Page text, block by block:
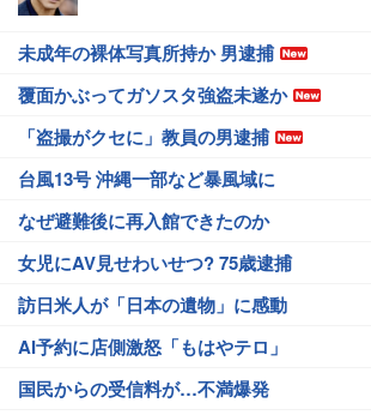
未成年の裸体写真所持か 男逮捕
覆面かぶってガソスタ強盗未遂か
「盗撮がクセに」教員の男逮捕
台風13号 沖縄一部など暴風域に
なぜ避難後に再入館できたのか
女児にAV見せわいせつ? 75歳逮捕
訪日米人が「日本の遺物」に感動
AI予約に店側激怒「もはやテロ」
国民からの受信料が…不満爆発